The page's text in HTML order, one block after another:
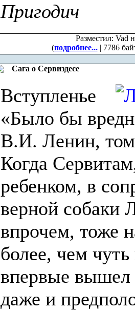
Пригодич
Разместил: Vad
(подробнее...| 7786
Сага о Сервиздесе
Вступленье
«Было бы
В.И. Ленин,
Когда
ребенком, в
верной собаки
впрочем, тоже
более, чем
впервые вышел
даже и